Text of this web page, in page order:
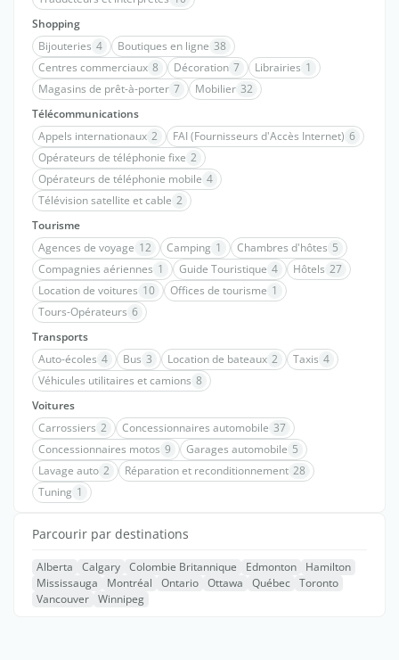
Shopping
Bijouteries 4 Boutiques en ligne 38
Centres commerciaux 8 Décoration 7 Librairies 1
Magasins de prêt-à-porter 7 Mobilier 32
Télécommunications
Appels internationaux 2 FAI (Fournisseurs d'Accès Internet) 6
Opérateurs de téléphonie fixe 2
Opérateurs de téléphonie mobile 4
Télévision satellite et cable 2
Tourisme
Agences de voyage 12 Camping 1 Chambres d'hôtes 5
Compagnies aériennes 1 Guide Touristique 4 Hôtels 27
Location de voitures 10 Offices de tourisme 1
Tours-Opérateurs 6
Transports
Auto-écoles 4 Bus 3 Location de bateaux 2 Taxis 4
Véhicules utilitaires et camions 8
Voitures
Carrossiers 2 Concessionnaires automobile 37
Concessionnaires motos 9 Garages automobile 5
Lavage auto 2 Réparation et reconditionnement 28
Tuning 1
Parcourir par destinations
Alberta Calgary Colombie Britannique Edmonton
Hamilton
Mississauga
Montréal Ontario Ottawa Québec Toronto
Vancouver Winnipeg